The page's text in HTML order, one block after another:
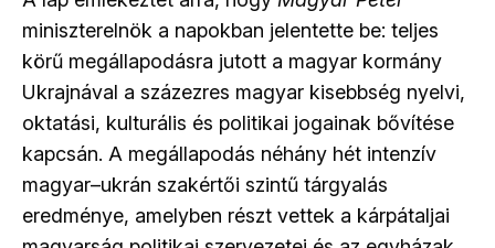
miniszterelnök a napokban jelentette be: teljes
körű megállapodásra jutott a magyar kormány
Ukrajnával a százezres magyar kisebbség nyelvi,
oktatási, kulturális és politikai jogainak bővítése
kapcsán. A megállapodás néhány hét intenzív
magyar–ukrán szakértői szintű tárgyalás
eredménye, amelyben részt vettek a kárpátaljai